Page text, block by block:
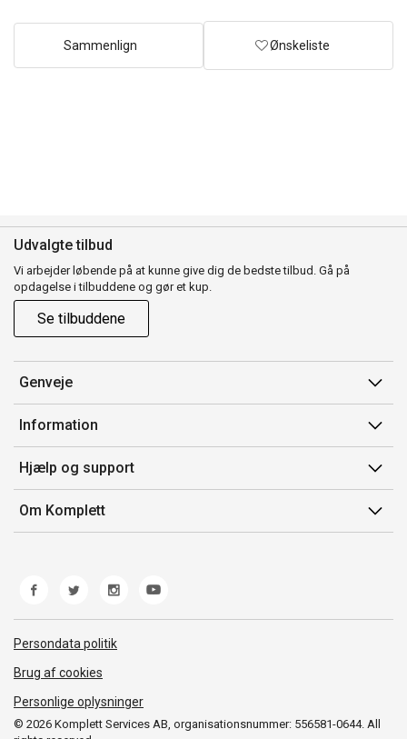
Sammenlign Ønskeliste
Udvalgte tilbud
Vi arbejder løbende på at kunne give dig de bedste tilbud. Gå på
opdagelse i tilbuddene og gør et kup.
Se tilbuddene
Genveje
Min side
Ordrehistorik
Gavekort
Information
Salgsbetingelser
Mærker/producent
Fortrydelsesret
Hjælp og support
Kontakt os
Kundeservice
Fejl/Mangler
Fragt og levering
Om Komplett
© 2026 Komplett Services AB, organisationsnummer: 556581-0644. All
Persondata politik
Brug af cookies
Personlige oplysninger